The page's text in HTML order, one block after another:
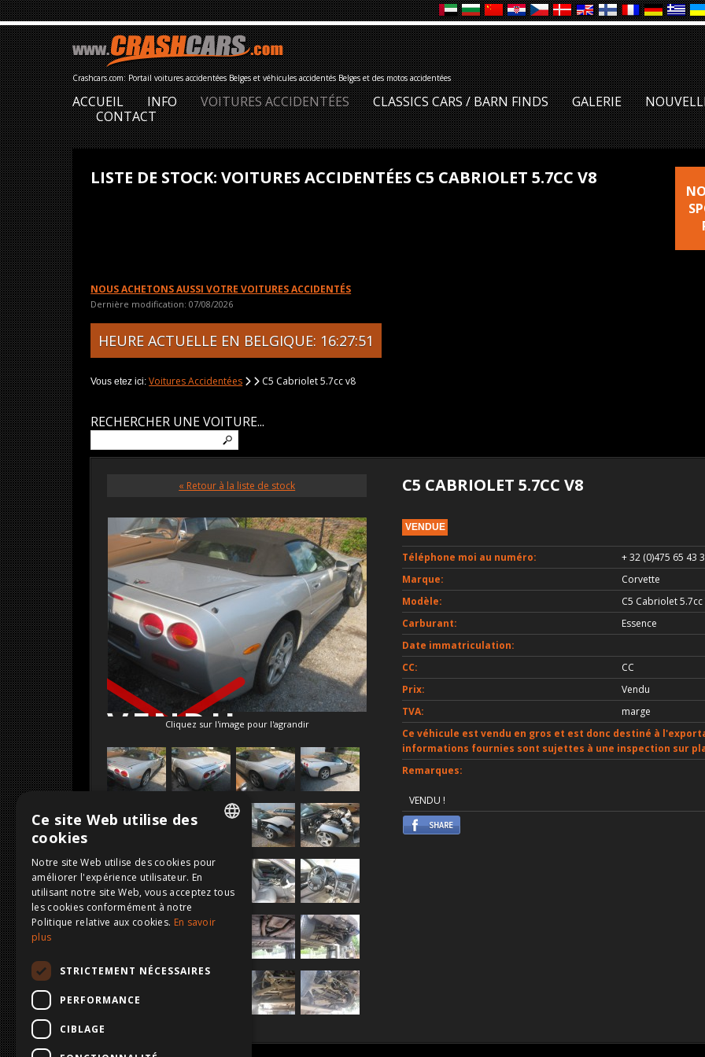
Crashcars.com: Portail voitures accidentées Belges et véhicules accidentés Belges et des motos accidentées
ACCUEIL INFO VOITURES ACCIDENTÉES CLASSICS CARS / BARN FINDS GALERIE
CONTACT
LISTE DE STOCK: VOITURES ACCIDENTÉES C5 CABRIOLET 5.7CC V8
NOUS ACHETONS AUSSI VOTRE VOITURES ACCIDENTÉS
Dernière modification: 07/08/2026
HEURE ACTUELLE EN BELGIQUE: 16:27:51
Vous etez ici:Voitures Accidentées C5 Cabriolet 5.7cc v8
RECHERCHER UNE VOITURE...
C5 CABRIOLET 5.7CC V8
VENDUE
Téléphone moi au numéro:
+ 32 (0)475 65 43
Marque:
Corvette
Modèle:
C5 Cabriolet 5.7cc
Carburant:
Essence
Date immatriculation:
CC:
CC
Prix:
Vendu
TVA:
marge
Ce véhicule est vendu en gros et est donc destiné à
informations fournies sont sujettes à une inspection sur
Remarques:
VENDU !
« Retour à la liste de stock
VENDU
Cliquez sur l'image pour l'agrandir
FRENCH
Ce site Web utilise des
cookies
Notre site Web utilise des cookies pour
améliorer l'expérience utilisateur. En
utilisant notre site Web, vous acceptez tous
les cookies conformément à notre
Politique relative aux cookies. En savoir
plus
STRICTEMENT NÉCESSAIRES
PERFORMANCE
CIBLAGE